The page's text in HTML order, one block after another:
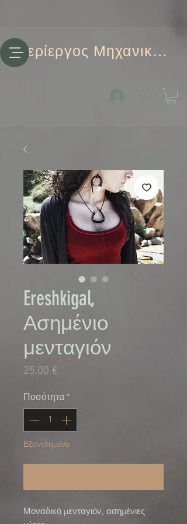
Περίεργος Μηχανικός
Log-in
Ereshkigal,
Ασημένιο
μενταγιόν
25,00 €
Ποσότητα *
Εξαντλημένο
Μοναδικό μενταγιόν, ασημένιες